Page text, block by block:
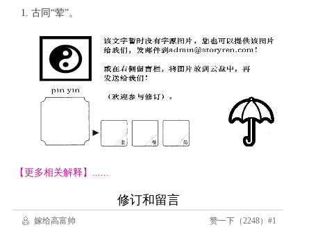
古同“荤”。
【更多相关解释】......